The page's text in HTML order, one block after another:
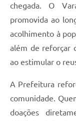
chegada. O
promovida ao
acolhimento à
além de reforçar
ao estimular o
A Prefeitura
comunidade.
doações